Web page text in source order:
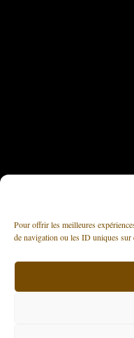
Pour offrir les meilleures
de navigation ou les ID uniques sur